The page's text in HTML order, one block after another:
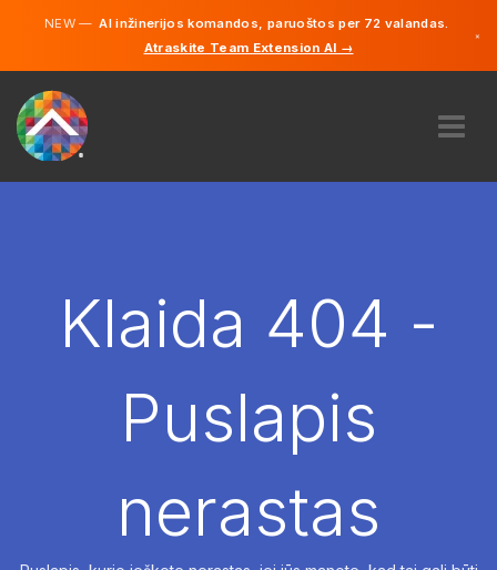
NEW —AI inžinerijos komandos, paruoštos per 72 valandas.
Atraskite Team Extension AI →
×
SAMDYTI
Anglų
Klaida 404 -
Puslapis
nerastas